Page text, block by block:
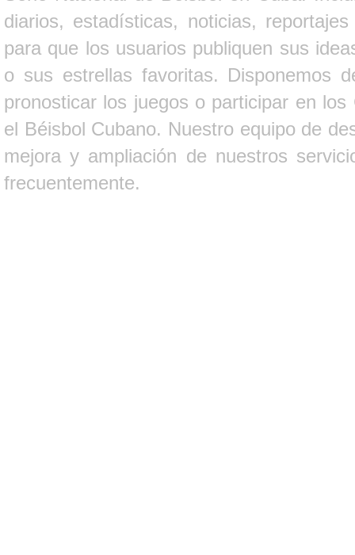
diarios, estadísticas, noticias,
para que los usuarios publiquen sus
o sus estrellas favoritas. Disponemos
pronosticar los juegos o participar en
el Béisbol Cubano. Nuestro equipo de
mejora y ampliación de nuestros
frecuentemente.